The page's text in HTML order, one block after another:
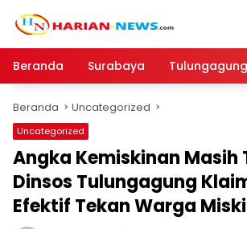
Beranda
Surabaya Tulungagung
Beranda Uncategorized
Uncategorized
Angka Kemiskinan Masih
Dinsos Tulungagung
Efektif Tekan Warga